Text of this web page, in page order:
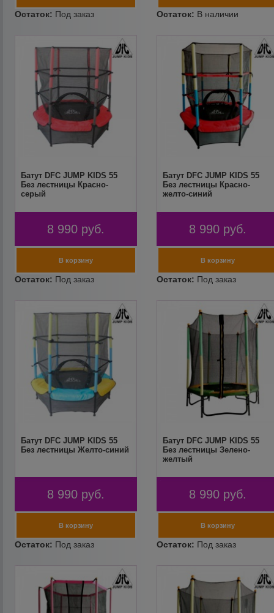
Батут DFC JUMP KIDS 55
Без лестницы Красно-
серый
8 990 руб.
Батут DFC JUMP KIDS 55
Без лестницы Красно-
желто-синий
8 990 руб.
Батут DFC JUMP KIDS 55
Без лестницы Желто-синий
8 990 руб.
Батут DFC JUMP KIDS 55
Без лестницы Зелено-
желтый
8 990 руб.